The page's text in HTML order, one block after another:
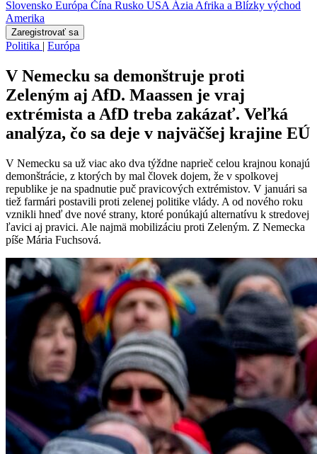
Slovensko Európa Čína Rusko USA ÁziaAfrika a Blízky východ
Amerika
Zaregistrovať sa
Politika | Európa
V Nemecku sa demonštruje proti
Zeleným aj AfD. Maassen je vraj
extrémista a AfD treba zakázať. Veľká
analýza, čo sa deje v najväčšej krajine EÚ
V Nemecku sa už viac ako dva týždne naprieč celou krajnou konajú
demonštrácie, z ktorých by mal človek dojem, že v spolkovej
republike je na spadnutie puč pravicových extrémistov. V januári sa
tiež farmári postavili proti zelenej politike vlády. A od nového roku
vznikli hneď dve nové strany, ktoré ponúkajú alternatívu k stredovej
ľavici aj pravici. Ale najmä mobilizáciu proti Zeleným. Z Nemecka
píše Mária Fuchsová.